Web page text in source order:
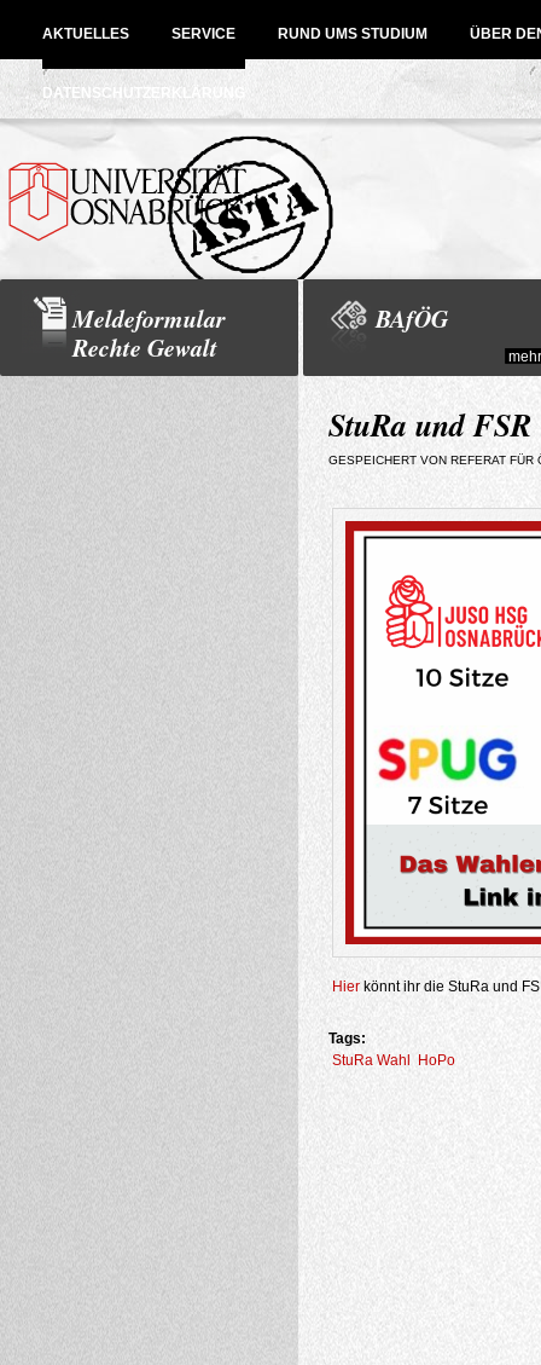
AKTUELLES
SERVICE RUND UMS STUDIUM ÜBER
DATENSCHUTZERKLÄRUNG
Meldeformular
Rechte Gewalt
BAfÖG
StuRa und
GESPEICHERT VON REFERAT FÜR
Hier könnt ihr die StuRa und
Tags:
StuRa Wahl
HoPo